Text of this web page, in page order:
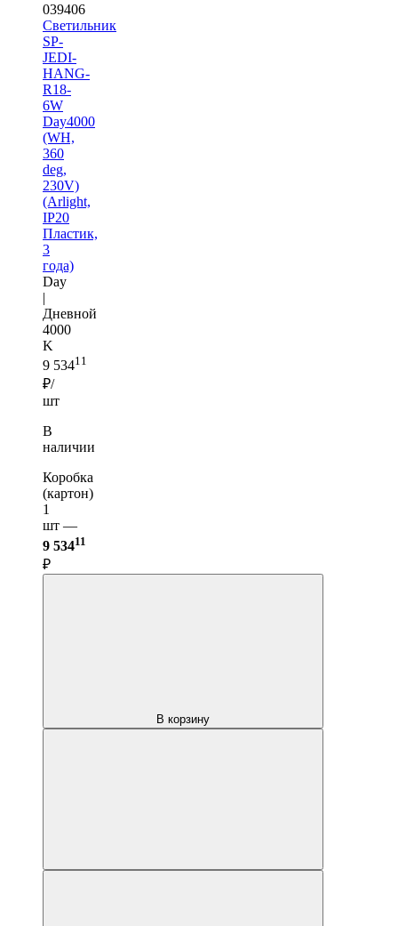
039406
Светильник
SP-
JEDI-
HANG-
R18-
6W
Day4000
(WH,
360
deg,
230V)
(Arlight,
IP20
Пластик,
3
года)
Day
|
Дневной
4000
K
9 53411
₽/
шт
В
наличии
Коробка
(картон)
1
шт —
9 53411
₽
В корзину